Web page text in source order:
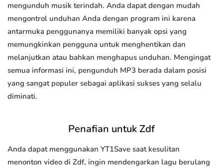
mengunduh musik terindah. Anda dapat dengan mudah
mengontrol unduhan Anda dengan program ini karena
antarmuka penggunanya memiliki banyak opsi yang
memungkinkan pengguna untuk menghentikan dan
melanjutkan atau bahkan menghapus unduhan. Mengingat
semua informasi ini, pengunduh MP3 berada dalam posisi
yang sangat populer sebagai aplikasi sukses yang selalu
diminati.
Penafian untuk Zdf
Anda dapat menggunakan YT1Save saat kesulitan
menonton video di Zdf, ingin mendengarkan lagu berulang